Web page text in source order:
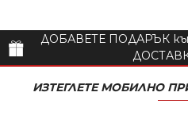
ДОБАВЕТЕ ПОДАРЪК
ИЗТЕГЛЕТЕ МОБИЛНО